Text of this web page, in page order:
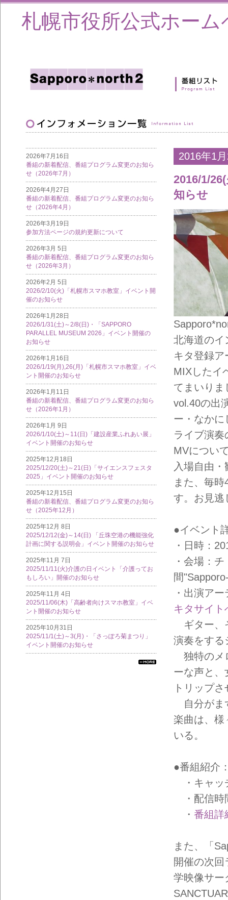
札幌市役所公式ホーム
2026年7月16日
番組の新着配信、番組プログラム変更のお知ら
せ（2026年7月）
2026年4月27日
番組の新着配信、番組プログラム変更のお知ら
せ（2026年4月）
2026年3月19日
参加方法ページの規約更新について
2026年3月 5日
番組の新着配信、番組プログラム変更のお知ら
せ（2026年3月）
2026年2月 5日
2026/2/10(火)「札幌市スマホ教室」イベント開
催のお知らせ
2026年1月28日
2026/1/31(土)～2/8(日)・「SAPPORO
PARALLEL MUSEUM 2026」イベント開催の
お知らせ
2026年1月16日
2026/1/19(月),26(月)「札幌市スマホ教室」イベ
ント開催のお知らせ
2026年1月11日
番組の新着配信、番組プログラム変更のお知ら
せ（2026年1月）
2026年1月 9日
2026/1/10(土)～11(日)「建設産業ふれあい展」
イベント開催のお知らせ
2025年12月18日
2025/12/20(土)～21(日)「サイエンスフェスタ
2025」イベント開催のお知らせ
2025年12月15日
番組の新着配信、番組プログラム変更のお知ら
せ（2025年12月）
2025年12月 8日
2025/12/12(金)～14(日) 「丘珠空港の機能強化
計画に関する説明会」イベント開催のお知らせ
2025年11月 7日
2025/11/11(火)介護の日イベント「介護ってお
もしろい」開催のお知らせ
2025年11月 4日
2025/11/06(木)「高齢者向けスマホ教室」イベ
ント開催のお知らせ
2025年10月31日
2025/11/1(土)～3(月)・「さっぽろ菊まつり」
イベント開催のお知らせ
2016年1
2016/1/
知らせ
北海道のイ
キタ登録
MIXしたイ
てまいりま
vol.40の出
ー・なかに
ライブ演
MVについ
入場自由
また、毎
す。お見逃
●イベント
・日時：
・会場：
間
・出演ア
キタサイト
ギター、
演奏をする
独特のメ
ーな声と、
トリップ
自分がま
楽曲は、様
いる。
●番組紹介
・キャッ
・配信時
・ 番組詳
また、「
開催の次回
学映像サー